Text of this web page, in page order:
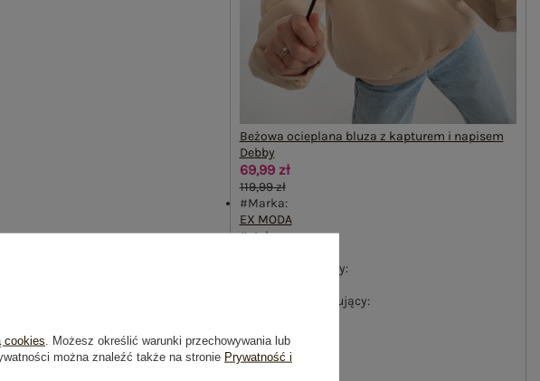
Beżowa ocieplana bluza z kapturem i napisem
Debby
69,99 zł
119,99 zł
#Marka:
EX MODA
#styl:
#wzór dominujący:
#materiał dominujący:
#długość:
standardowa
#rękaw:
cookies . Możesz określić warunki przechowywania lub
można znaleźć także na stronie Prywatność i